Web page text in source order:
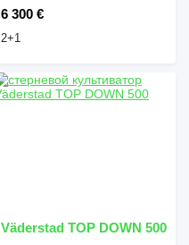
6 300 €
2+1
Väderstad TOP DOWN 500